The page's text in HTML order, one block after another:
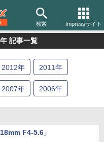
検索 Impressサイト
記事一覧
2012年 2011年
2007年 2006年
F4-5.6」